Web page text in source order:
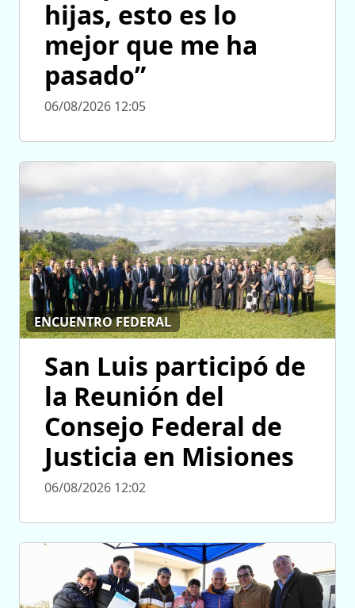
hijas, esto es lo
mejor que me ha
pasado”
06/08/2026 12:05
ENCUENTRO FEDERAL
San Luis participó de
la Reunión del
Consejo Federal de
Justicia en Misiones
06/08/2026 12:02